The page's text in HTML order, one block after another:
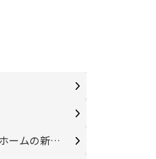
【新商品発表】デザインも性能も、価格も妥協しない！セルコホームの新商品「LUNEA HOUSE」デビュー